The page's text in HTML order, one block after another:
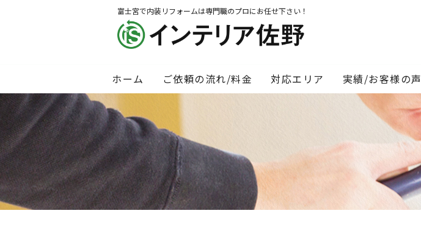
富士宮で内装リフォームは専門職のプロにお任せ下さい！
ホーム ご依頼の流れ/料金 対応エリア 実績/お客様の声